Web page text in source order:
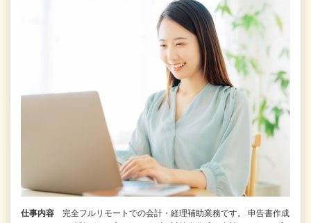
仕事内容
完全フルリモートでの会計・経理補助業務です。 申告書作成